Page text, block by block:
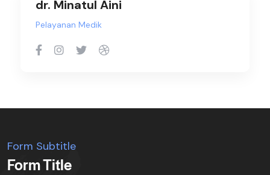
dr. Minatul Aini
Pelayanan Medik
Form Subtitle
Form Title